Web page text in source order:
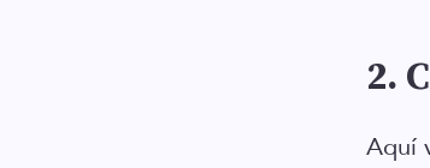
2.
Aquí